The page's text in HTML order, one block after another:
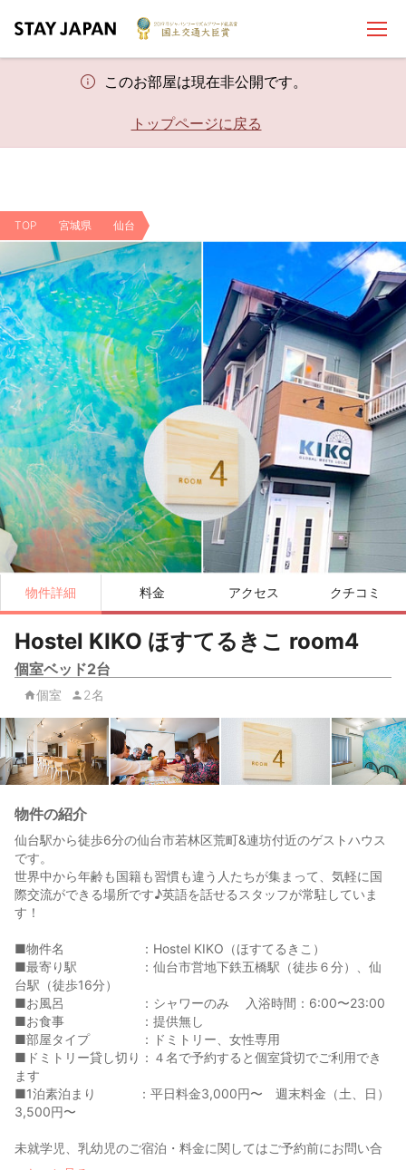
このお部屋は現在非公開です。
トップページに戻る
TOP 宮城県 仙台
物件詳細 料金 アクセス クチコミ
Hostel KIKO ほすてるきこ room4
個室ベッド2台
個室 2名
物件の紹介
仙台駅から徒歩6分の仙台市若林区荒町&連坊付近のゲストハウス
です。
世界中から年齢も国籍も習慣も違う人たちが集まって、気軽に国
際交流ができる場所です♪英語を話せるスタッフが常駐していま
す！
■物件名 ：Hostel KIKO（ほすてるきこ）
■最寄り駅 ：仙台市営地下鉄五橋駅（徒歩６分）、仙
台駅（徒歩16分）
■お風呂 ：シャワーのみ 入浴時間：6:00〜23:00
■お食事 ：提供無し
■部屋タイプ ：ドミトリー、女性専用
■ドミトリー貸し切り：４名で予約すると個室貸切でご利用でき
ます
■1泊素泊まり ：平日料金3,000円〜 週末料金（土、日）
3,500円〜
未就学児、乳幼児のご宿泊・料金に関してはご予約前にお問い合
わせください。